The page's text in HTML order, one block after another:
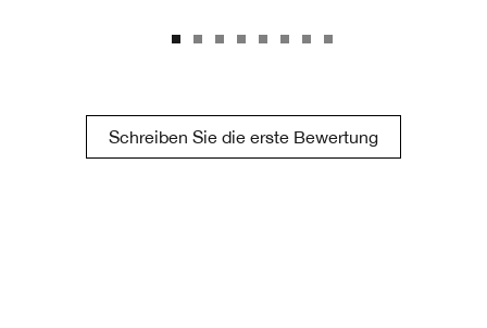
Schreiben Sie die erste Bewertung